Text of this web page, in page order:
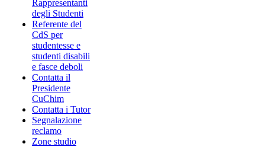
Rappresentanti
degli Studenti
Referente del
CdS per
studentesse e
studenti disabili
e fasce deboli
Contatta il
Presidente
CuChim
Contatta i Tutor
Segnalazione
reclamo
Zone studio